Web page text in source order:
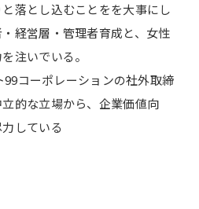
落とし込むことをを大事にし
経営層・管理者育成と、女性
注いでいる。
コーポレーションの社外取締
的な立場から、企業価値向
している